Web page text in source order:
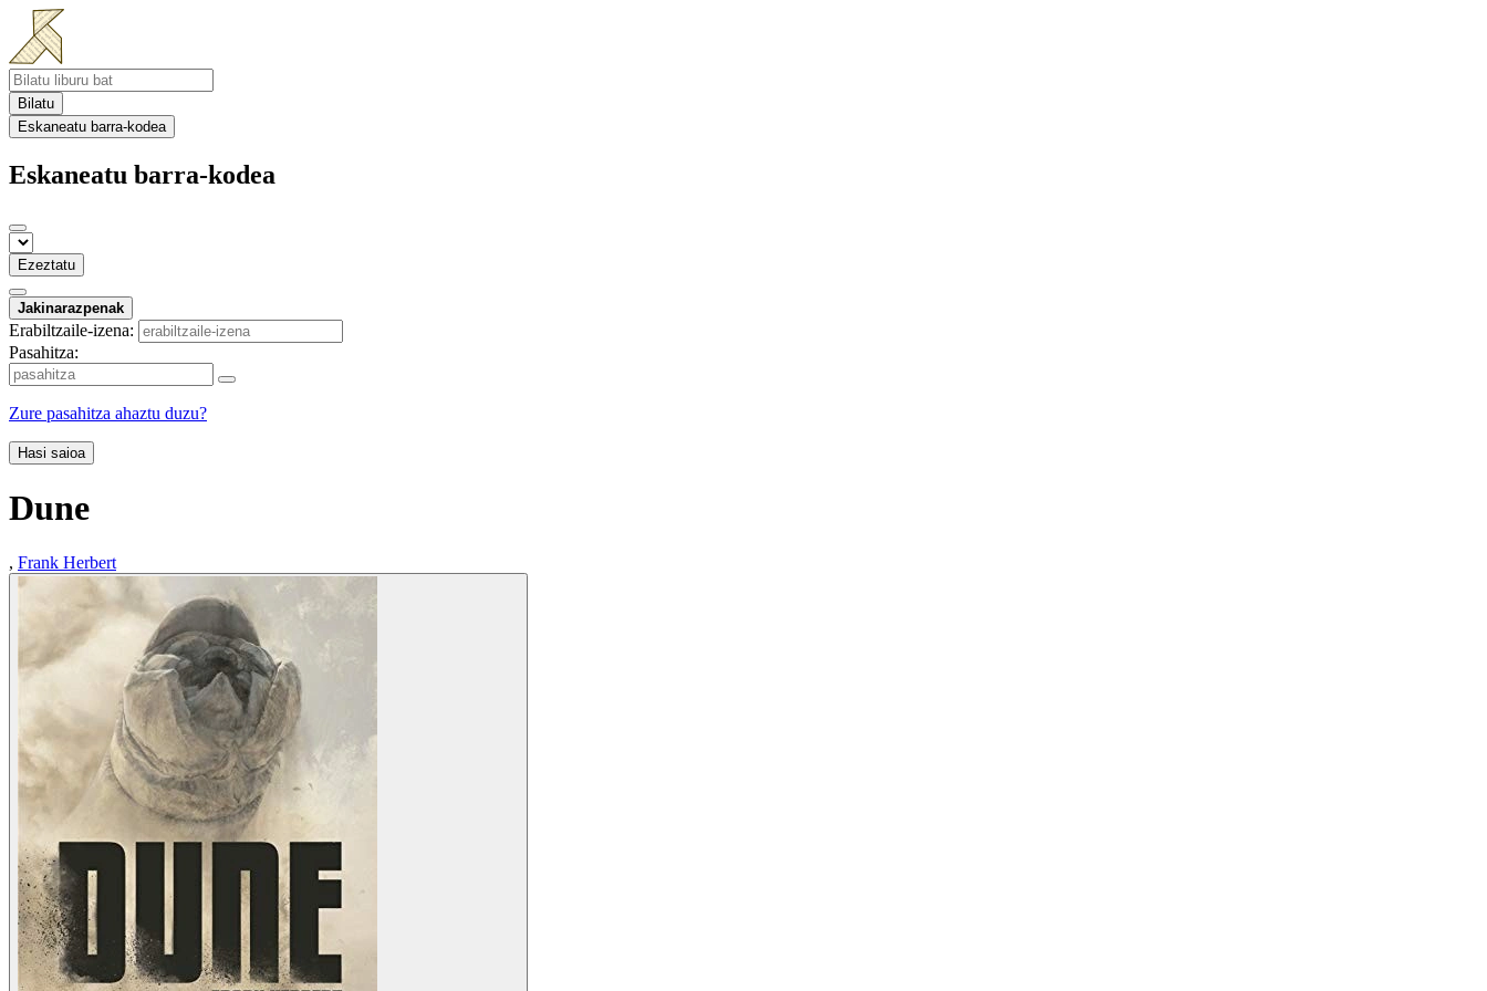
Bilatu
Eskaneatu barra-kodea
Eskaneatu barra-kodea
Ezeztatu
Jakinarazpenak
Erabiltzaile-izena:
Pasahitza:
Zure pasahitza ahaztu duzu?
Hasi saioa
Dune
, Frank Herbert